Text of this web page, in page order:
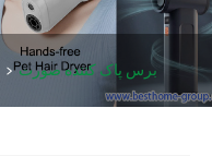
برس پاک کننده صورت